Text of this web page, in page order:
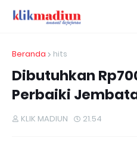
Beranda hits
Dibutuhkan
Perbaiki
KLIK MADIUN 21.54